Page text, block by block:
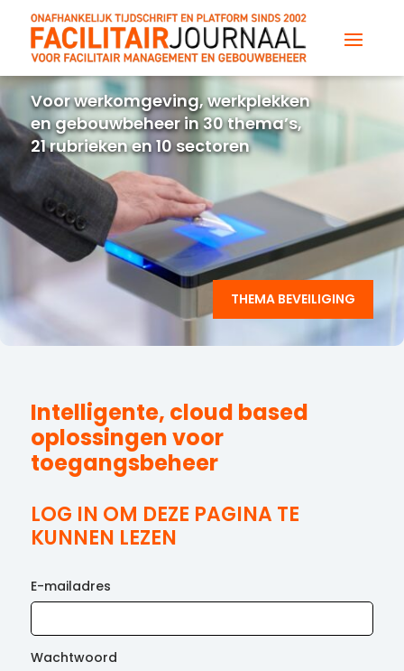
Voor werkomgeving, werkplekken
en gebouwbeheer in 30 thema’s,
21 rubrieken en 10 sectoren
THEMA BEVEILIGING
Intelligente, cloud based
oplossingen voor
toegangsbeheer
LOG IN OM DEZE PAGINA TE
KUNNEN LEZEN
E-mailadres
Wachtwoord